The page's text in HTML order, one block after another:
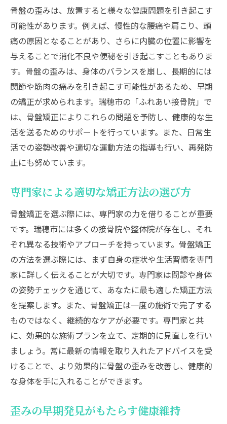
骨盤の歪みは、放置すると様々な健康問題を引き起こす
可能性があります。例えば、慢性的な腰痛や肩こり、頭
痛の原因となることがあり、さらに内臓の位置に影響を
与えることで消化不良や便秘を引き起こすこともありま
す。骨盤の歪みは、身体のバランスを崩し、長期的には
関節や筋肉の痛みを引き起こす可能性があるため、早期
の矯正が求められます。瑞穂市の「ふれあい接骨院」で
は、骨盤矯正によりこれらの問題を予防し、健康的な生
活を送るためのサポートを行っています。また、日常生
活での姿勢改善や適切な運動方法の指導も行い、再発防
止にも努めています。
専門家による適切な矯正方法の選び方
骨盤矯正を選ぶ際には、専門家の力を借りることが重要
です。瑞穂市には多くの接骨院や整体院が存在し、それ
ぞれ異なる技術やアプローチを持っています。骨盤矯正
の方法を選ぶ際には、まず自身の症状や生活習慣を専門
家に詳しく伝えることが大切です。専門家は問診や身体
の姿勢チェックを通じて、あなたに最も適した矯正方法
を提案します。また、骨盤矯正は一度の施術で完了する
ものではなく、継続的なケアが必要です。専門家と共
に、効果的な施術プランを立て、定期的に見直しを行い
ましょう。常に最新の情報を取り入れたアドバイスを受
けることで、より効果的に骨盤の歪みを改善し、健康的
な身体を手に入れることができます。
歪みの早期発見がもたらす健康維持